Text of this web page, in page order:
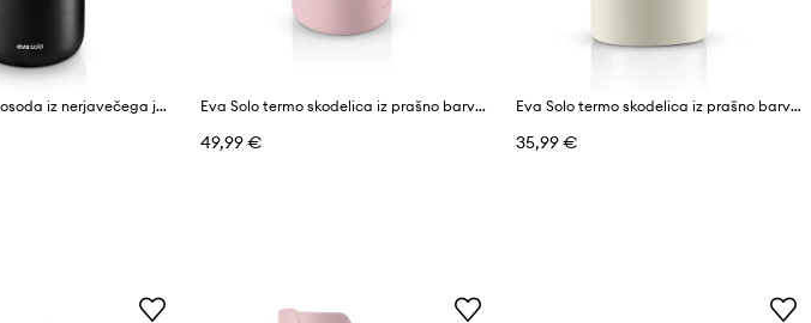
Eva Solo termo posoda iz nerjavečega jekla 0,7 l Eva Solo termo skodelica iz prašno barvanega jekla 0,9 l
49,99 €
Eva Solo termo skodelica iz prašno barvanega jekla 0,35 l
35,99 €